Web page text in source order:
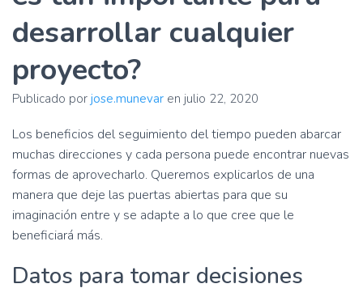
desarrollar cualquier
proyecto?
Publicado por jose.munevar en julio 22, 2020
Los beneficios del seguimiento del tiempo pueden abarcar
muchas direcciones y cada persona puede encontrar nuevas
formas de aprovecharlo. Queremos explicarlos de una
manera que deje las puertas abiertas para que su
imaginación entre y se adapte a lo que cree que le
beneficiará más.
Datos para tomar decisiones